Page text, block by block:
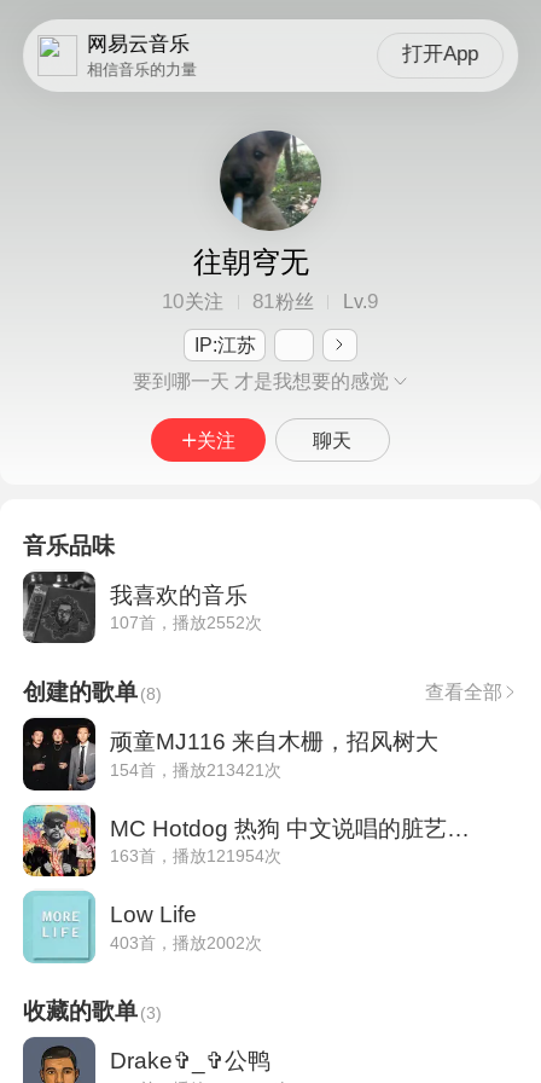
网易云音乐
相信音乐的力量
打开App
往朝穹无
10关注 81粉丝 Lv.9
IP:江苏
要到哪一天 才是我想要的感觉
关注 聊天
音乐品味
我喜欢的音乐
107首，播放2552次
创建的歌单(8) 查看全部
顽童MJ116 来自木栅，招风树大
154首，播放213421次
MC Hotdog 热狗 中文说唱的脏艺术家
163首，播放121954次
Low Life
403首，播放2002次
收藏的歌单(3)
Drake✞_✞公鸭